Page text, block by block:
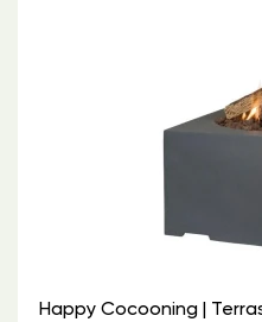
Happy Cocooning |